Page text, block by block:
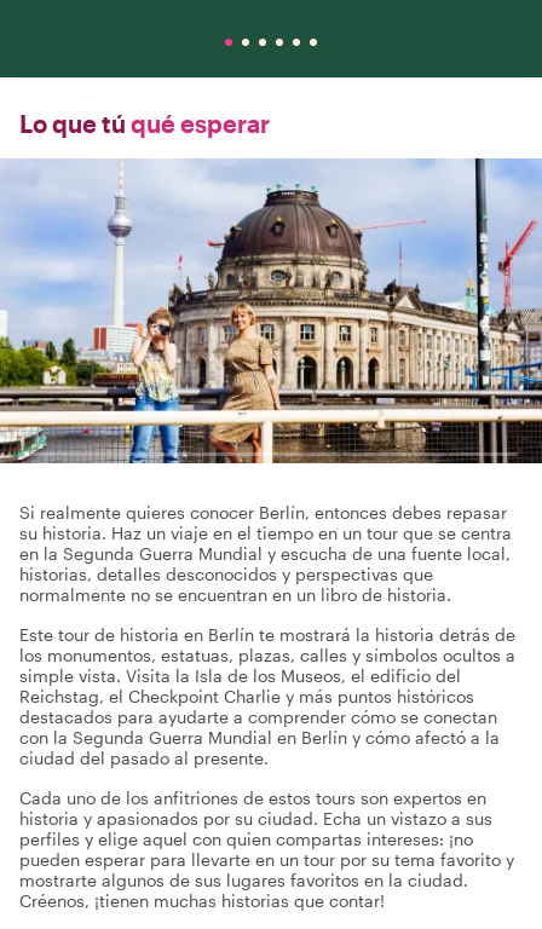
Lo que tú qué esperar
Si realmente quieres conocer Berlín, entonces debes repasar
su historia. Haz un viaje en el tiempo en un tour que se centra
en la Segunda Guerra Mundial y escucha de una fuente local,
historias, detalles desconocidos y perspectivas que
normalmente no se encuentran en un libro de historia.
Este tour de historia en Berlín te mostrará la historia detrás de
los monumentos, estatuas, plazas, calles y símbolos ocultos a
simple vista. Visita la Isla de los Museos, el edificio del
Reichstag, el Checkpoint Charlie y más puntos históricos
destacados para ayudarte a comprender cómo se conectan
con la Segunda Guerra Mundial en Berlín y cómo afectó a la
ciudad del pasado al presente.
Cada uno de los anfitriones de estos tours son expertos en
historia y apasionados por su ciudad. Echa un vistazo a sus
perfiles y elige aquel con quien compartas intereses: ¡no
pueden esperar para llevarte en un tour por su tema favorito y
mostrarte algunos de sus lugares favoritos en la ciudad.
Créenos, ¡tienen muchas historias que contar!